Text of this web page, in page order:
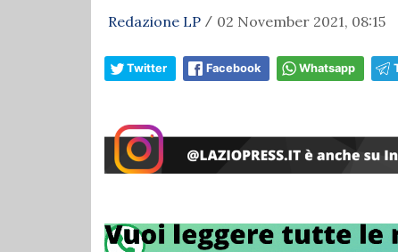
Redazione LP / 02 November 2021, 08:15
Twitter Facebook Whatsapp